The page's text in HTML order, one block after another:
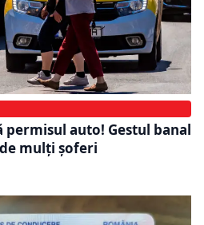
permisul auto! Gestul banal
mulți șoferi